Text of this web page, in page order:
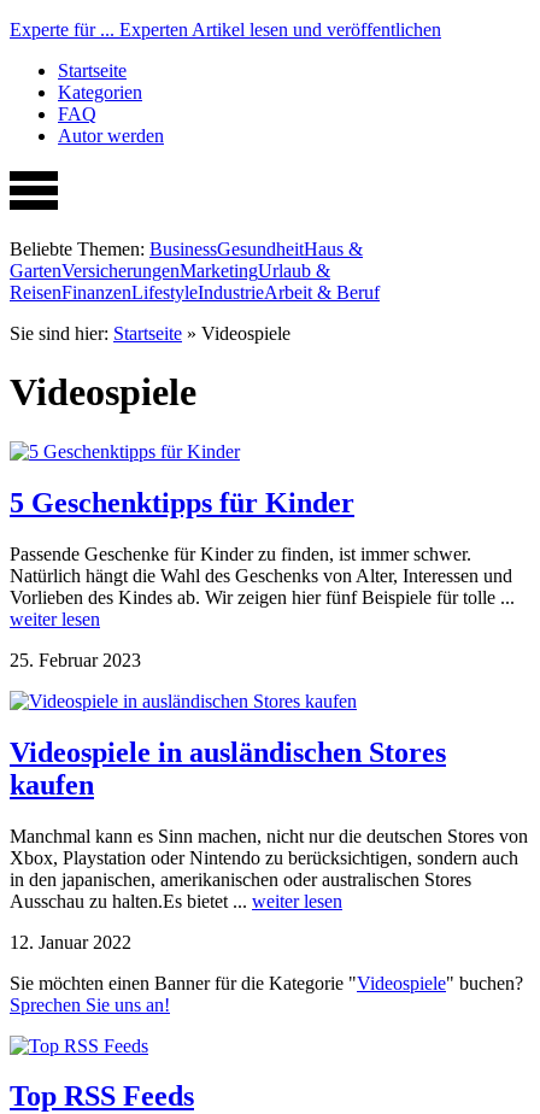
Experte für ... Experten Artikel lesen und veröffentlichen
Startseite
Kategorien
FAQ
Autor werden
Beliebte Themen: BusinessGesundheitHaus &
GartenVersicherungenMarketingUrlaub &
ReisenFinanzenLifestyleIndustrieArbeit & Beruf
Sie sind hier: Startseite » Videospiele
Videospiele
5 Geschenktipps für Kinder
Passende Geschenke für Kinder zu finden, ist immer schwer.
Natürlich hängt die Wahl des Geschenks von Alter, Interessen und
Vorlieben des Kindes ab. Wir zeigen hier fünf Beispiele für tolle ...
weiter lesen
25. Februar 2023
Videospiele in ausländischen Stores
kaufen
Manchmal kann es Sinn machen, nicht nur die deutschen Stores von
Xbox, Playstation oder Nintendo zu berücksichtigen, sondern auch
in den japanischen, amerikanischen oder australischen Stores
Ausschau zu halten.Es bietet ... weiter lesen
12. Januar 2022
Sie möchten einen Banner für die Kategorie "Videospiele" buchen?
Sprechen Sie uns an!
Top RSS Feeds